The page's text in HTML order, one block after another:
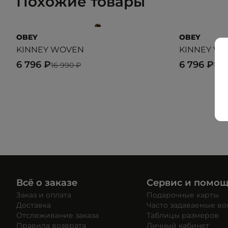
OBEY
KINNEY WOVEN
16 990 ₽
6 796 ₽
OBEY
KINNEY
16
6 796 ₽
Всё о заказе
Заказ и оплата
Доставка
Отслеживание заказа
Правила возврата
Сервис и
Подарочные карты
Часто задаваемые
Таблицы размеров
Личный кабинет